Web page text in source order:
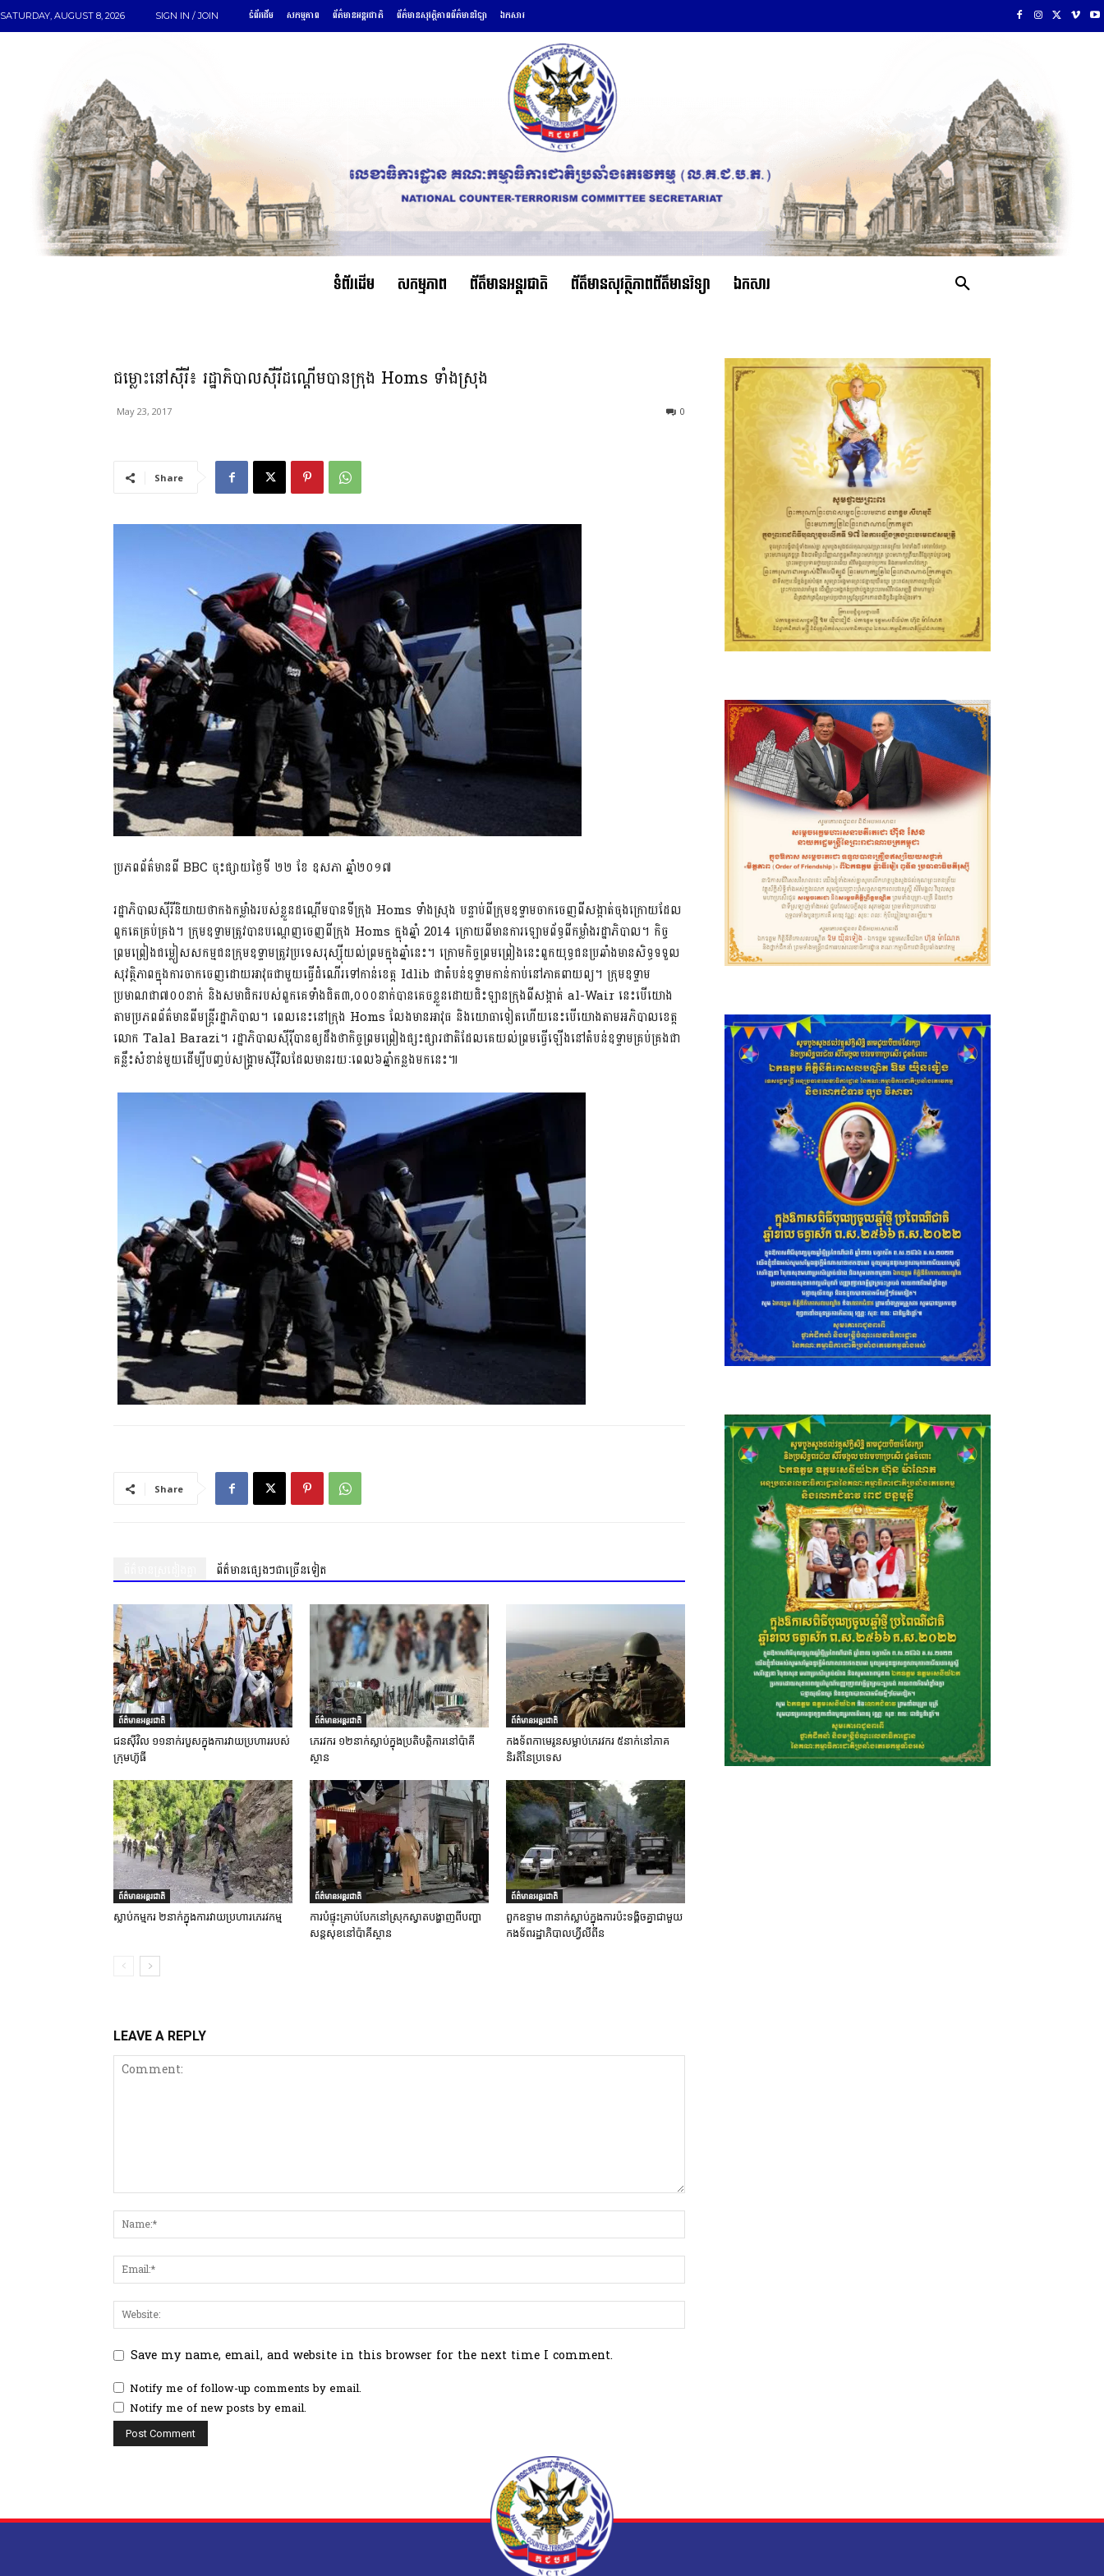
SATURDAY, AUGUST 8, 2026 SIGN IN / JOIN ទំព័រដើម សកម្មភាព ព័ត៌មានអន្តរជាតិ ព័ត៌មានសុវត្ថិភាពព័ត៌មានវិទ្យា ឯកសារ
ទំព័រដើម សកម្មភាព ព័ត៌មានអន្តរជាតិ ព័ត៌មានសុវត្ថិភាពព័ត៌មានវិទ្យា ឯកសារ
ជម្លោះនៅស៊ីរី៖ រដ្ឋាភិបាលស៊ីរីដណ្តើមបានក្រុង Homs ទាំងស្រុង
May 23, 2017 0
Share
ប្រភពព័ត៌មានពី BBC ចុះផ្សាយថ្ងៃទី ២២ ខែ ឧសភា ឆ្នាំ២០១៧
រដ្ឋាភិបាលស៊ីរីនិយាយថាកងកម្លាំងរបស់ខ្លួនដណ្តើមបានទីក្រុង Homs ទាំងស្រុង បន្ទាប់ពីក្រុមឧទ្ទាមចាកចេញពីសង្កាត់ចុងក្រោយដែល
ពួកគេគ្រប់គ្រង។ ក្រុមឧទ្ទាមត្រូវបានបណ្តេញចេញពីក្រុង Homs ក្នុងឆ្នាំ 2014 ក្រោយពីមានការឡោមព័ទ្ធពីកម្លាំងរដ្ឋាភិបាល។ កិច្ច
ព្រមព្រៀងជម្លៀសសកម្មជនក្រុមឧទ្ទាមត្រូវប្រទេសរុស្ស៊ីយល់ព្រមក្នុងឆ្នាំនេះ។ ក្រោមកិច្ចព្រមព្រៀងនេះពួកយុទ្ធជនប្រឆាំងមានសិទ្ធទទួល
សុវត្ថិភាពក្នុងការចាកចេញដោយអាវុធជាមួយធ្វើដំណើរទៅកាន់ខេត្ត Idlib ជាតំបន់ឧទ្ទាមកាន់កាប់នៅភាគពាយព្យ។ ក្រុមឧទ្ទាម
ប្រមាណជា៧០០នាក់ និងសមាជិករបស់ពួកគេទាំងជិត៣,០០០នាក់បានគេចខ្លួនដោយជិះឡានក្រុងពីសង្កាត់ al-Wair នេះបើយោង
តាមប្រភពព័ត៌មានពីមន្រ្តីរដ្ឋាភិបាល។ ពេលនេះនៅក្រុង Homs លែងមានអាវុធ និងយោធាទៀតហើយនេះបើយោងតាមអភិបាលខេត្ត
លោក Talal Barazi។ រដ្ឋាភិបាលស៊ីរ៉ីបានឲ្យដឹងថាកិច្ចព្រមព្រៀងផ្សះផ្សារជាតិដែលគេយល់ព្រមធ្វើឡើងនៅតំបន់ឧទ្ទាមគ្រប់គ្រងជា
គន្លឹះសំខាន់មួយដើម្បីបញ្ចប់សង្គ្រាមស៊ីវិលដែលមានរយៈពេល៦ឆ្នាំកន្លងមកនេះ៕
Share
ព័ត៌មានផ្សេងៗជាច្រើនទៀត
ព័ត៌មានអន្តរជាតិ
ជនស៊ីវិល ១១នាក់របួសក្នុងការវាយប្រហាររបស់
ក្រុមហ៊ូធី
ព័ត៌មានអន្តរជាតិ
ភេរវករ ១២នាក់ស្លាប់ក្នុងប្រតិបត្តិការនៅប៉ាគី
ស្ថាន
ព័ត៌មានអន្តរជាតិ
កងទ័ពកាមេរូនសម្លាប់ភេរវករ ៥នាក់នៅភាគ
និរតីនៃប្រទេស
ព័ត៌មានអន្តរជាតិ
ស្លាប់កម្មករ ២នាក់ក្នុងការវាយប្រហារភេរវកម្ម
ព័ត៌មានអន្តរជាតិ
ការបំផ្ទុះគ្រាប់បែកនៅស្រុកស្វាតបង្ហាញពីបញ្ហា
សន្តសុខនៅប៉ាគីស្ថាន
ព័ត៌មានអន្តរជាតិ
ពួកឧទ្ទាម ៣នាក់ស្លាប់ក្នុងការប៉ះទង្គិចគ្នាជាមួយ
កងទ័ពរដ្ឋាភិបាលហ្វីលីពីន
LEAVE A REPLY
Save my name, email, and website in this browser for the next time I comment.
Notify me of follow-up comments by email.
Notify me of new posts by email.